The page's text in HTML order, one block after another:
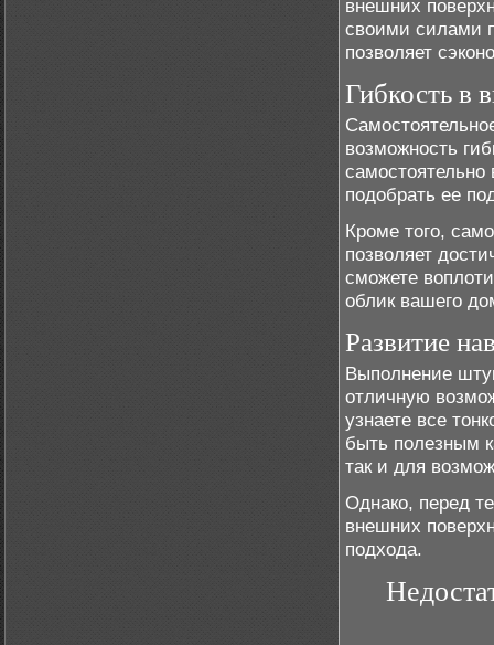
внешних
своими силами
позволяет
Гибкость в
возможность
самостоятельно
подобрать ее
Кроме того,
позволяет
сможете
облик вашего
Развитие
Выполнение
отличную
узнаете все
быть полезным
так и для
Однако, перед
внешних
подхода.